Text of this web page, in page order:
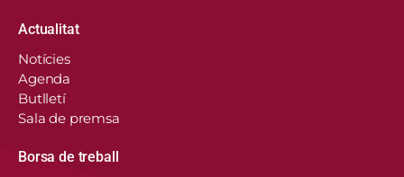
Actualitat
Notícies
Agenda
Butlletí
Sala de premsa
Borsa de treball